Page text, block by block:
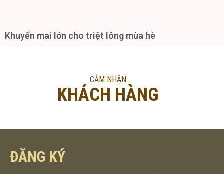
Khuyến mai lớn cho triệt lông mùa hè
CẢM NHẬN
KHÁCH HÀNG
ĐĂNG KÝ